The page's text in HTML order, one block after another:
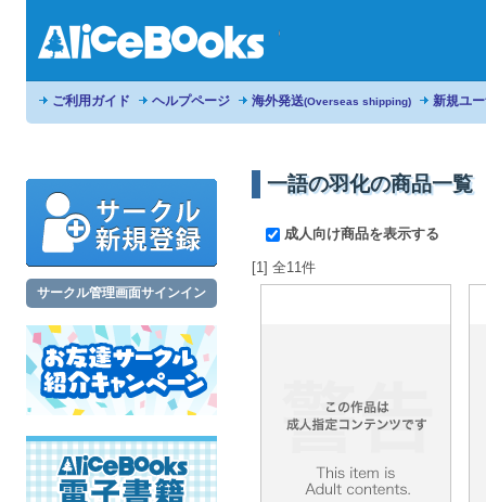
ご利用ガイド ヘルプページ 海外発送(Overseas shipping) 新規ユ
サークル管理画面サインイン
一語の羽化の商品一覧
成人向け商品を表示する
[1] 全11件